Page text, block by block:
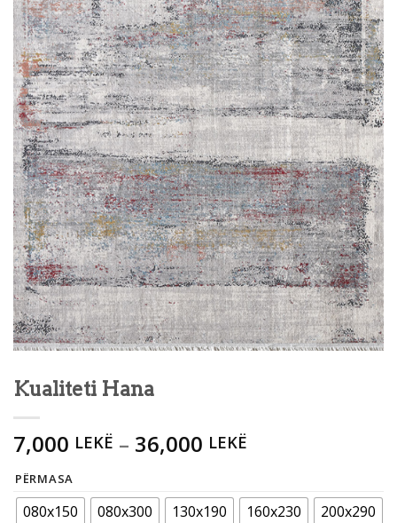
Kualiteti Hana
7,000 LEKË – 36,000 LEKË
PËRMASA
080x150 080x300 130x190 160x230 200x290